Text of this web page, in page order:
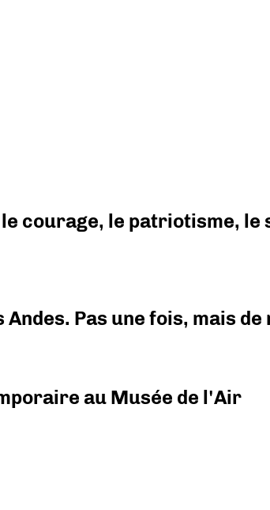
courage, le patriotisme, le
Pas une fois, mais
au Musée de l'Air